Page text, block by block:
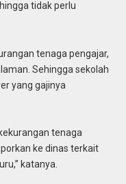
tidak perlu
tenaga pengajar,
Sehingga sekolah
yang gajinya
tenaga
ke dinas terkait
katanya.